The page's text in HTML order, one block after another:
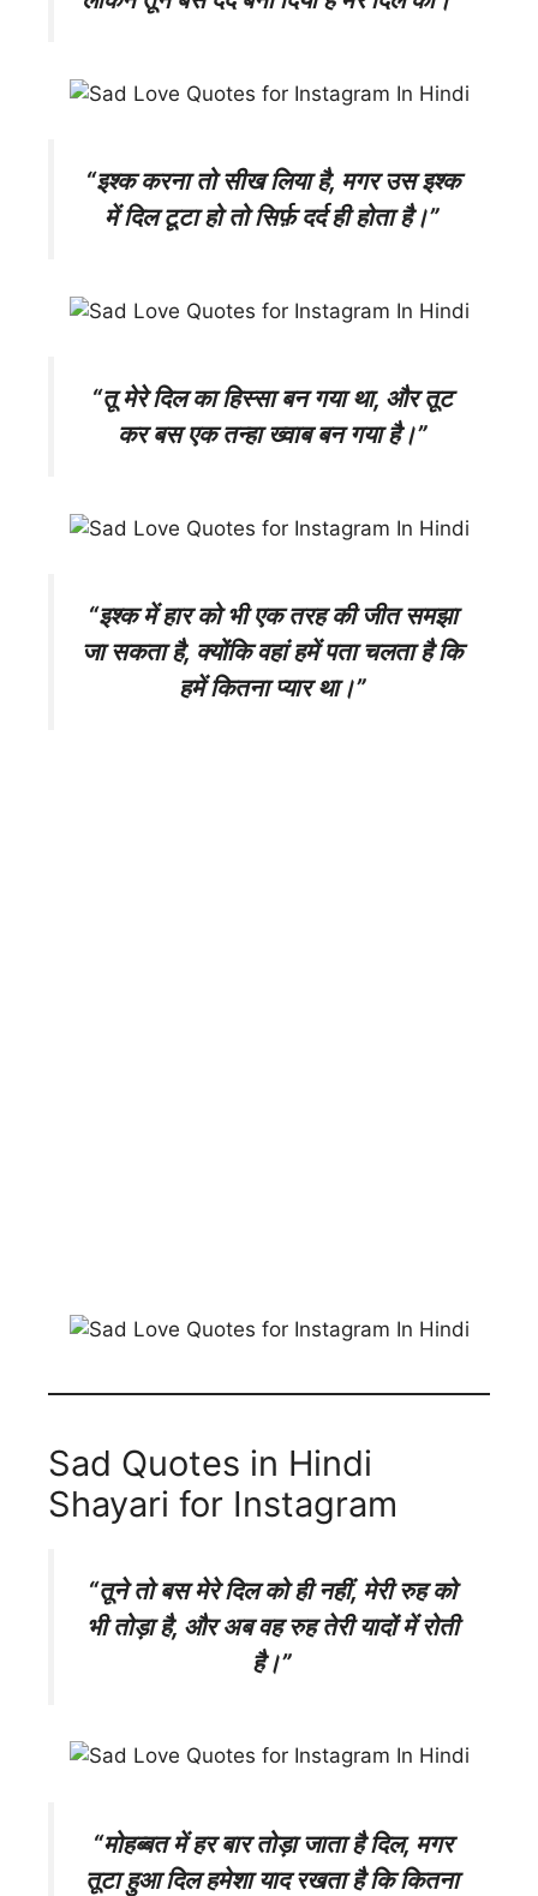
“इश्क करना तो सीख लिया है, मगर उस इश्क
में दिल टूटा हो तो सिर्फ़ दर्द ही होता है।”
“तू मेरे दिल का हिस्सा बन गया था, और तूट
कर बस एक तन्हा ख्वाब बन गया है।”
“इश्क में हार को भी एक तरह की जीत समझा
जा सकता है, क्योंकि वहां हमें पता चलता है कि
हमें कितना प्यार था।”
Sad Quotes in Hindi
Shayari for Instagram
“तूने तो बस मेरे दिल को ही नहीं, मेरी रुह को
भी तोड़ा है, और अब वह रुह तेरी यादों में रोती
है।”
“मोहब्बत में हर बार तोड़ा जाता है दिल, मगर
तूटा हुआ दिल हमेशा याद रखता है कि कितना